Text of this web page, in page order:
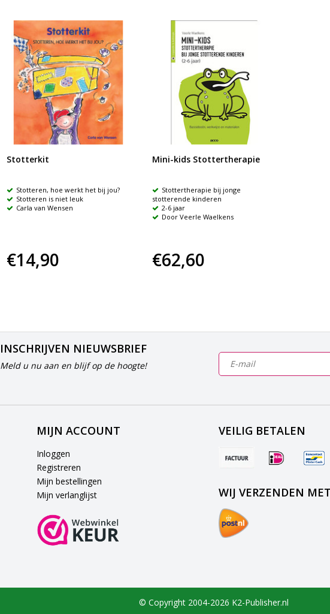
Stotterkit
Stotteren, hoe werkt het bij jou?
Stotteren is niet leuk
Carla van Wensen
€14,90
Mini-kids Stottertherapie
Stottertherapie bij jonge
stotterende kinderen
2-6 jaar
Door Veerle Waelkens
€62,60
INSCHRIJVEN NIEUWSBRIEF
Meld u nu aan en blijf op de hoogte!
MIJN ACCOUNT
Inloggen
Registreren
Mijn bestellingen
Mijn verlanglijst
VEILIG BETALEN
WIJ VERZENDEN MET
© Copyright 2004-2026 K2-Publisher.nl